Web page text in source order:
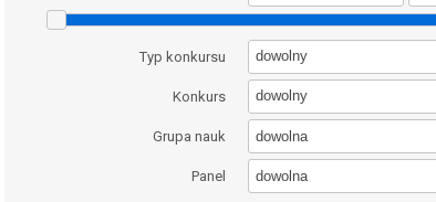
Typ konkursu dowolny
Konkurs dowolny
Grupa nauk dowolna
Panel dowolna